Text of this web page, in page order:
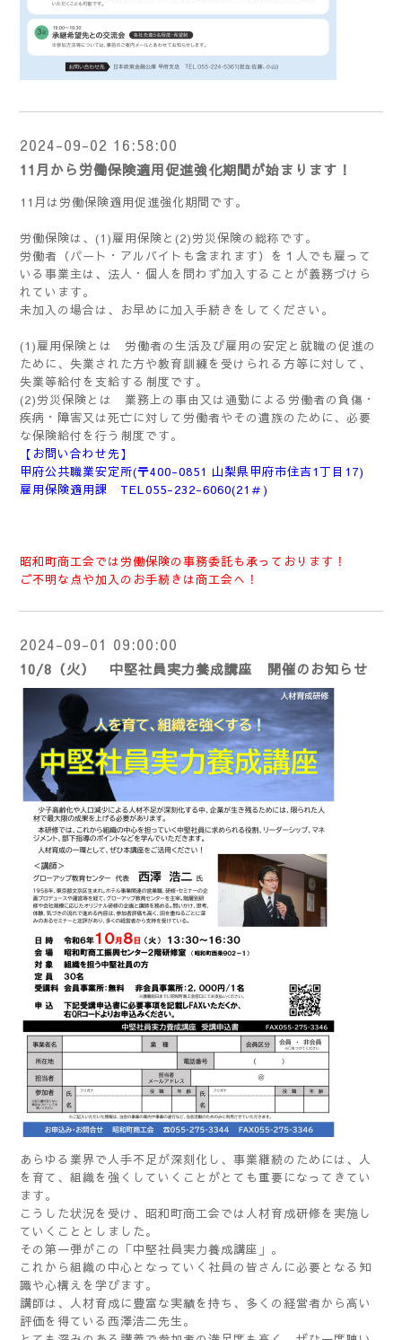
2024-09-02 16:58:00
11月から労働保険適用促進強化期間が始まります！
11月は労働保険適用促進強化期間です。
労働保険は、(1)雇用保険と(2)労災保険の総称です。
労働者（パート・アルバイトも含まれます）を１人でも雇って
いる事業主は、法人・個人を問わず加入することが義務づけら
れています。
未加入の場合は、お早めに加入手続きをしてください。
(1)雇用保険とは 労働者の生活及び雇用の安定と就職の促進の
ために、失業された方や教育訓練を受けられる方等に対して、
失業等給付を支給する制度です。
(2)労災保険とは 業務上の事由又は通勤による労働者の負傷・
疾病・障害又は死亡に対して労働者やその遺族のために、必要
な保険給付を行う制度です。
【お問い合わせ先】
甲府公共職業安定所(〒400-0851 山梨県甲府市住吉1丁目17)
雇用保険適用課 TEL055-232-6060(21＃)
昭和町商工会では労働保険の事務委託も承っております！
ご不明な点や加入のお手続きは商工会へ！
2024-09-01 09:00:00
10/8（火） 中堅社員実力養成講座 開催のお知らせ
あらゆる業界で人手不足が深刻化し、事業継続のためには、人
を育て、組織を強くしていくことがとても重要になってきてい
ます。
こうした状況を受け、昭和町商工会では人材育成研修を実施し
ていくこととしました。
その第一弾がこの「中堅社員実力養成講座」。
これから組織の中心となっていく社員の皆さんに必要となる知
識や心構えを学びます。
講師は、人材育成に豊富な実績を持ち、多くの経営者から高い
評価を得ている西澤浩二先生。